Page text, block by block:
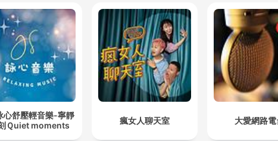
心舒壓輕音樂-寧靜
Ｑuiet moments
瘋女人聊天室 大愛網路